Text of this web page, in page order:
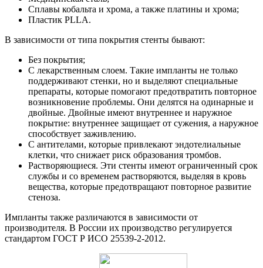
Сплавы кобальта и хрома, а также платины и хрома;
Пластик PLLA.
В зависимости от типа покрытия стенты бывают:
Без покрытия;
С лекарственным слоем. Такие импланты не только
поддерживают стенки, но и выделяют специальные
препараты, которые помогают предотвратить повторное
возникновение проблемы. Они делятся на одинарные и
двойные. Двойные имеют внутреннее и наружное
покрытие: внутреннее защищает от сужения, а наружное
способствует заживлению.
С антителами, которые привлекают эндотелиальные
клетки, что снижает риск образования тромбов.
Растворяющиеся. Эти стенты имеют ограниченный срок
службы и со временем растворяются, выделяя в кровь
вещества, которые предотвращают повторное развитие
стеноза.
Импланты также различаются в зависимости от
производителя. В России их производство регулируется
стандартом ГОСТ Р ИСО 25539-2-2012.